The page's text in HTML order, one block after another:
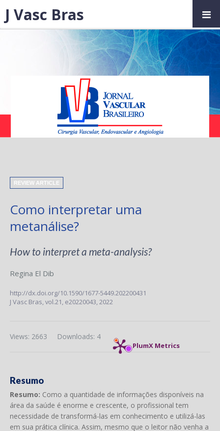
REVIEW ARTICLE
Como interpretar uma
metanálise?
How to interpret a meta-analysis?
Regina El Dib
http://dx.doi.org/10.1590/1677-5449.202200431
J Vasc Bras,vol.21, e20220043, 2022
PlumX Metrics
Downloads: 4
Views: 2663
Resumo
Resumo: Como a quantidade de informações disponíveis na
área da saúde é enorme e crescente, o profissional tem
necessidade de transformá-las em conhecimento e utilizá-las
em sua prática clínica. Assim, mesmo que o leitor não venha a
J Vasc Bras